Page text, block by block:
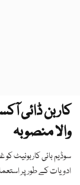
کاربن ڈائی
والا منصوبہ
سوڈیم بائی کاربونیٹ
ادویات کے طور پر